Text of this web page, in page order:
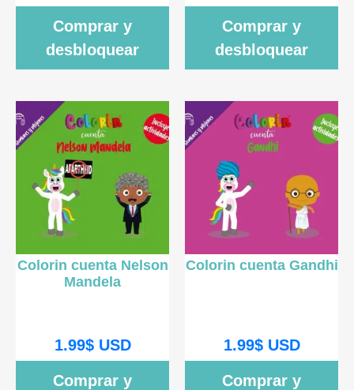
Comprar y
desbloquear
Comprar y
desbloquear
Colorin cuenta Nelson
Mandela
1.99$USD
Comprar y
Colorin cuenta Gandhi
1.99$USD
Comprar y